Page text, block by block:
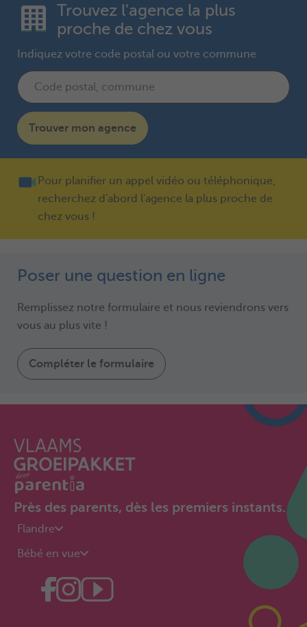
Trouvez l'agence la plus
proche de chez vous
Indiquez votre code postal ou votre commune
Trouver mon agence
Pour planifier un appel vidéo ou téléphonique,
recherchez d'abord l'agence la plus proche de
chez vous !
Poser une question en ligne
Remplissez notre formulaire et nous reviendrons vers
vous au plus vite !
Compléter le formulaire
Près des parents, dès les premiers instants.
Flandre
Bébé en vue